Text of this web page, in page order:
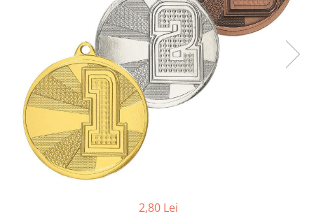
Tenis de Masa
Volei
Alte ramuri sportive
2,80 Lei